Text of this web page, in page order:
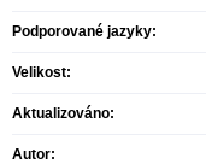
Podporované jazyky:
Velikost:
Aktualizováno:
Autor: